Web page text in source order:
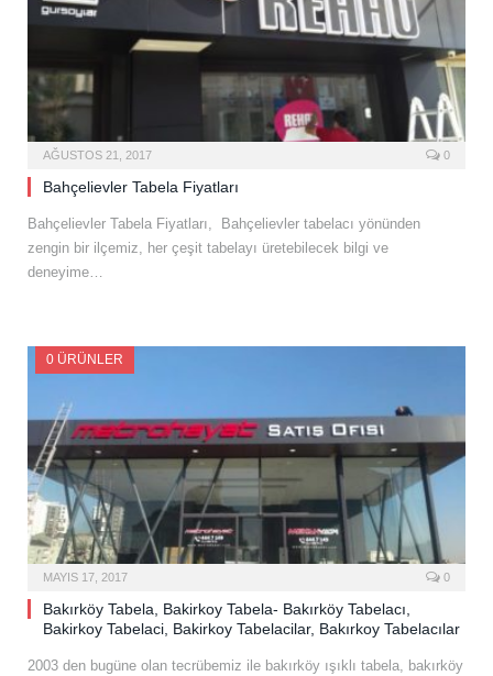
AĞUSTOS 21, 2017 0
Bahçelievler Tabela Fiyatları
Bahçelievler Tabela Fiyatları, Bahçelievler tabelacı yönünden
zengin bir ilçemiz, her çeşit tabelayı üretebilecek bilgi ve
deneyime…
0 ÜRÜNLER
MAYIS 17, 2017 0
Bakırköy Tabela, Bakirkoy Tabela- Bakırköy Tabelacı,
Bakirkoy Tabelaci, Bakirkoy Tabelacilar, Bakırkoy Tabelacılar
2003 den bugüne olan tecrübemiz ile bakırköy ışıklı tabela, bakırköy